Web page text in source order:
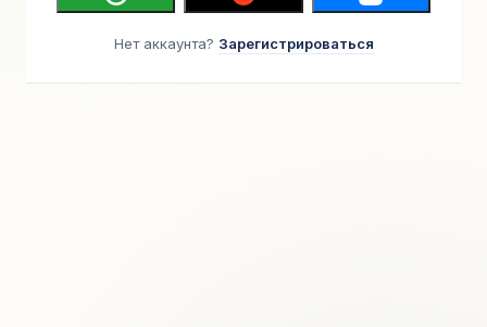
Нет аккаунта? Зарегистрироваться